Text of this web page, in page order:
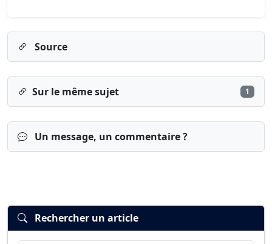
Source
Sur le même sujet 1
Un message, un commentaire ?
Rechercher un article